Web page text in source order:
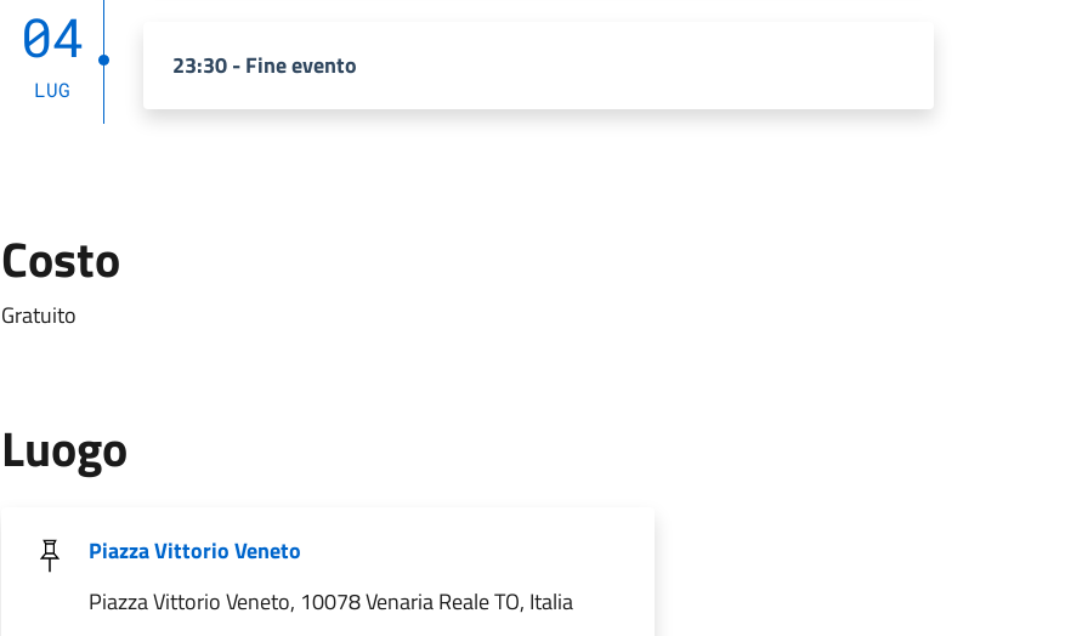
04
LUG
23:30 - Fine evento
Costo
Gratuito
Luogo
Piazza Vittorio Veneto
Piazza Vittorio Veneto, 10078 Venaria Reale TO, Italia